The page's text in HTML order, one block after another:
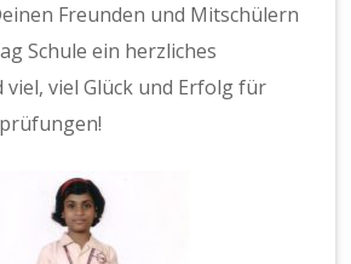
Freunden und Mitschülern
Schule ein herzliches
viel, viel Glück und Erfolg für